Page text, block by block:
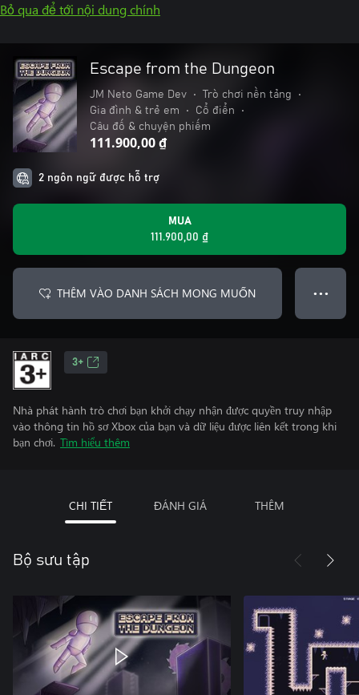
Bỏ qua để tới nội dung chính
Escape from the Dungeon
JM Neto Game Dev • Trò chơi nền tảng
•
Gia đình & trẻ em
• Cổ điển
•
Câu đố & chuyện phiếm
111.900,00 ₫
2 ngôn ngữ được hỗ trợ
MUA
111.900,00 ₫
THÊM VÀO DANH SÁCH MONG MUỐN ● ● ●
3+
Nhà phát hành trò chơi bạn khởi chạy nhận được quyền truy nhập
vào thông tin hồ sơ Xbox của bạn và dữ liệu được liên kết trong khi
bạn chơi. Tìm hiểu thêm
CHI TIẾT ĐÁNH GIÁ THÊM
Bộ sưu tập